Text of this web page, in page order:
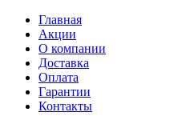
Главная
Акции
О компании
Доставка
Оплата
Гарантии
Контакты